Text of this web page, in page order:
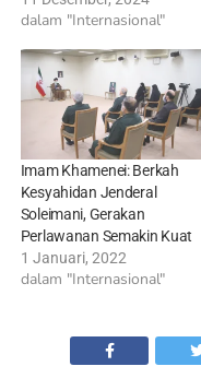
dalam "Internasional"
Imam Khamenei: Berkah
Kesyahidan Jenderal
Soleimani, Gerakan
Perlawanan Semakin Kuat
1 Januari, 2022
dalam "Internasional"